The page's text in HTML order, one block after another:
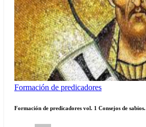
Formación de predicadores
Formación de predicadores vol. 1 Consejos de sabios.